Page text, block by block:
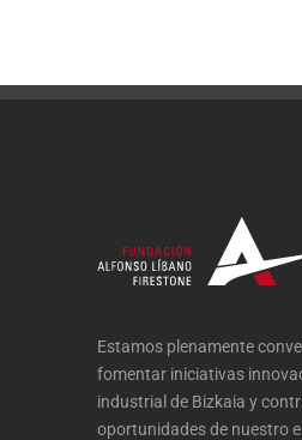
Estamos plenamente
fomentar iniciativas
industrial de Bizkaia y
oportunidades de nuestro